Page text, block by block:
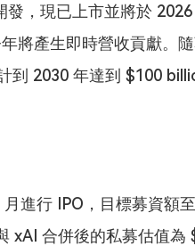
發，現已上市並將於 2026
將產生即時營收貢獻。
到 2030 年達到 $100
進行 IPO，目標募資額
xAI 合併後的私募估值為